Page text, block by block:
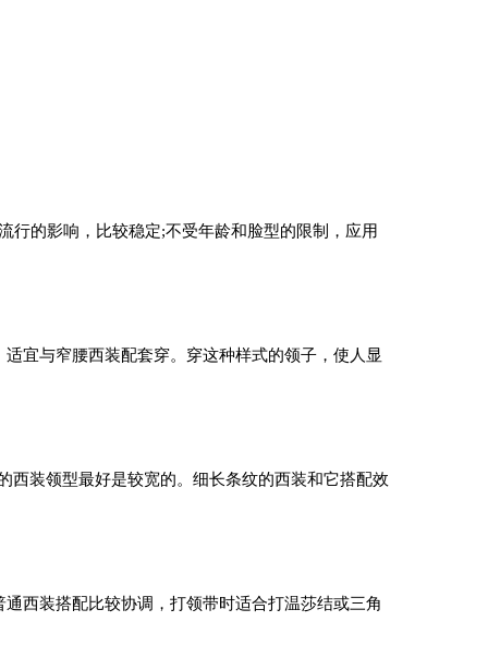
的影响，比较稳定;不受年龄和脸型的限制，应用
与窄腰西装配套穿。穿这种样式的领子，使人显
装领型最好是较宽的。细长条纹的西装和它搭配效
装搭配比较协调，打领带时适合打温莎结或三角